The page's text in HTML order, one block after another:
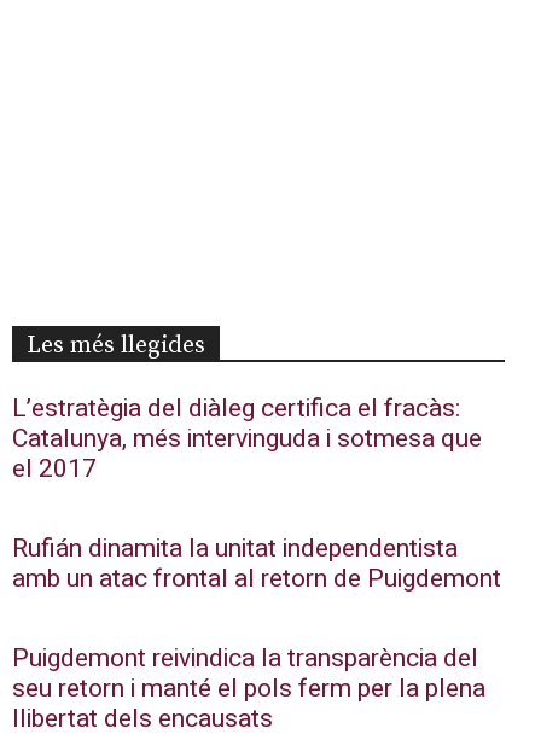
Les més llegides
L’estratègia del diàleg certifica el fracàs:
Catalunya, més intervinguda i sotmesa que
el 2017
Rufián dinamita la unitat independentista
amb un atac frontal al retorn de Puigdemont
Puigdemont reivindica la transparència del
seu retorn i manté el pols ferm per la plena
llibertat dels encausats